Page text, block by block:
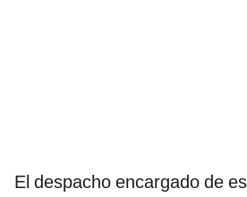
El despacho encargado de